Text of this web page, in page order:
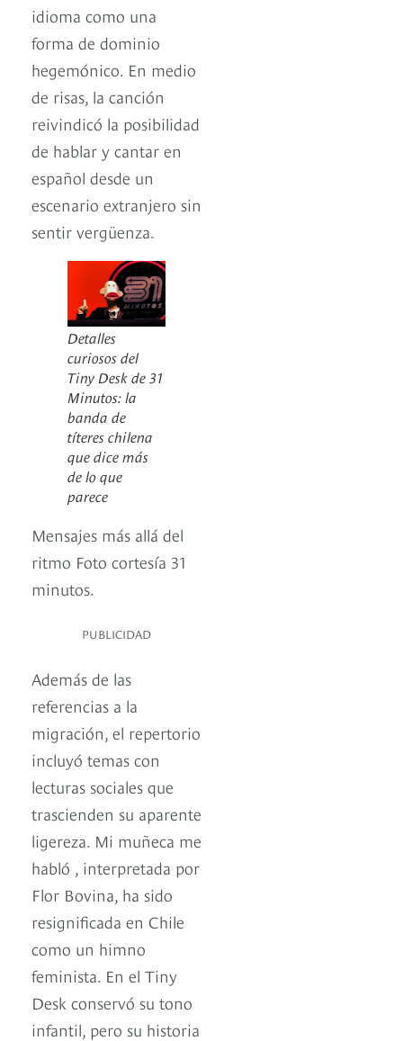
idioma como una
forma de dominio
hegemónico. En medio
de risas, la canción
reivindicó la posibilidad
de hablar y cantar en
español desde un
escenario extranjero sin
sentir vergüenza.
Detalles
curiosos del
Tiny Desk de 31
Minutos: la
banda de
títeres chilena
que dice más
de lo que
parece
Mensajes más allá del
ritmo Foto cortesía 31
minutos.
PUBLICIDAD
Además de las
referencias a la
migración, el repertorio
incluyó temas con
lecturas sociales que
trascienden su aparente
ligereza. Mi muñeca me
habló , interpretada por
Flor Bovina, ha sido
resignificada en Chile
como un himno
feminista. En el Tiny
Desk conservó su tono
infantil, pero su historia